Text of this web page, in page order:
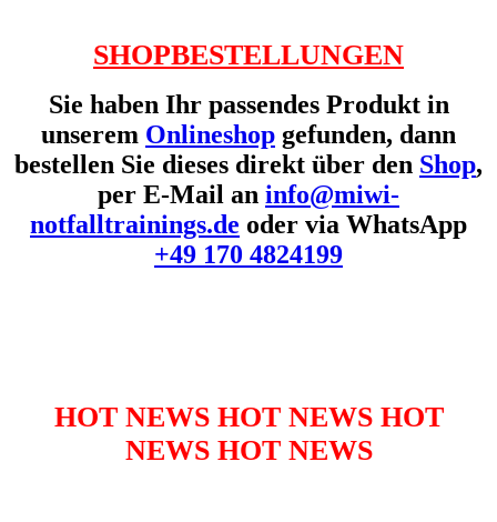
SHOPBESTELLUNGEN
Sie haben Ihr passendes Produkt in
unserem Onlineshop gefunden, dann
bestellen Sie dieses direkt über den Shop,
per E-Mail an info@miwi-
notfalltrainings.de oder via WhatsApp
+49 170 4824199
HOT NEWS HOT NEWS HOT
NEWS HOT NEWS